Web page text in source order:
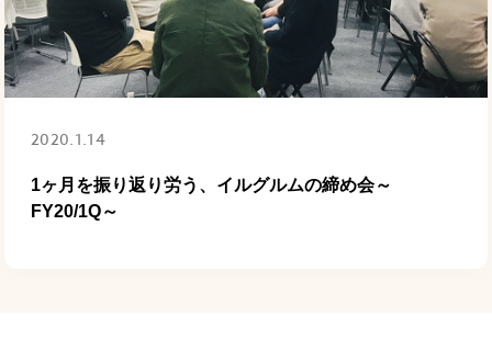
2020.1.14
1ヶ月を振り返り労う、イルグルムの締め会～
FY20/1Q～